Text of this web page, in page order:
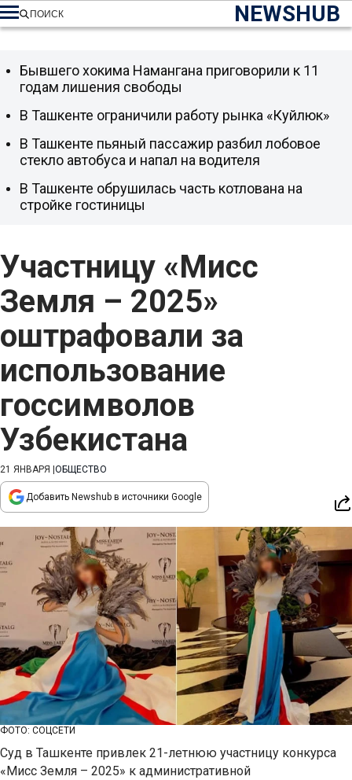
NEWSHUB
ПОИСК
Участницу «Мисс
Земля – 2025»
оштрафовали за
использование
госсимволов
Узбекистана
21 ЯНВАРЯ ОБЩЕСТВО
Добавить Newshub в источники Google
ФОТО: СОЦСЕТИ
Суд в Ташкенте привлек 21-летнюю участницу конкурса
«Мисс Земля – 2025» к административной
Бывшего хокима Намангана приговорили к 11
годам лишения свободы
В Ташкенте ограничили работу рынка «Куйлюк»
В Ташкенте пьяный пассажир разбил лобовое
стекло автобуса и напал на водителя
В Ташкенте обрушилась часть котлована на
стройке гостиницы